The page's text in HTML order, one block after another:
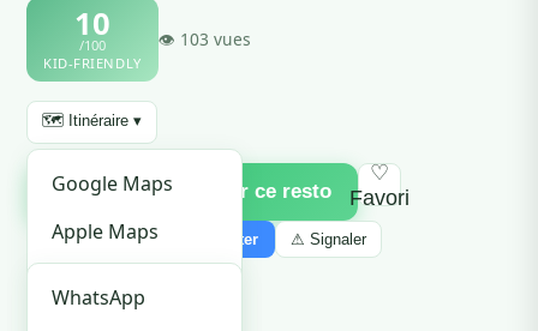
10
/100
KID-FRIENDLY
👁 103 vues
🗺️ Itinéraire ▾
Google Maps
Apple Maps
✅ Je viens de visiter ce resto
♡
Favori
🔗 Partager ▾
WhatsApp
🔔 M'alerter
⚠ Signaler